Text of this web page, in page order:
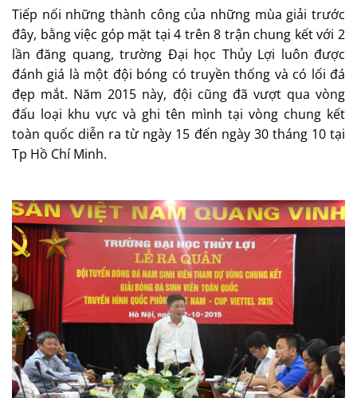
Tiếp nối những thành công của những mùa giải trước
đây, bằng việc góp mặt tại 4 trên 8 trận chung kết với 2
lần đăng quang, trường Đại học Thủy Lợi luôn được
đánh giá là một đội bóng có truyền thống và có lối đá
đẹp mắt. Năm 2015 này, đội cũng đã vượt qua vòng
đấu loại khu vực và ghi tên mình tại vòng chung kết
toàn quốc diễn ra từ ngày 15 đến ngày 30 tháng 10 tại
Tp Hồ Chí Minh.